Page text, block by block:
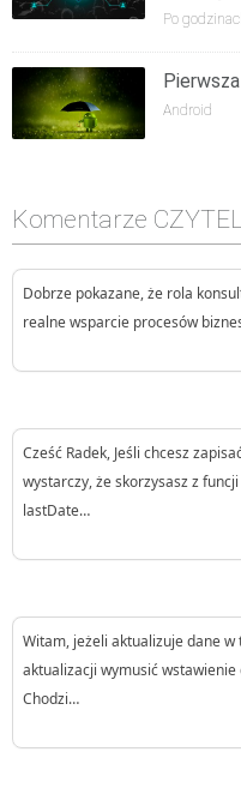
Po
Android
Komentarze
Dobrze pokazane, że rola
realne wsparcie procesów
Cześć Radek, Jeśli chcesz
wystarczy, że skorzysasz z funcji
lastDate…
Witam, jeżeli aktualizuje dane
aktualizacji wymusić
Chodzi…